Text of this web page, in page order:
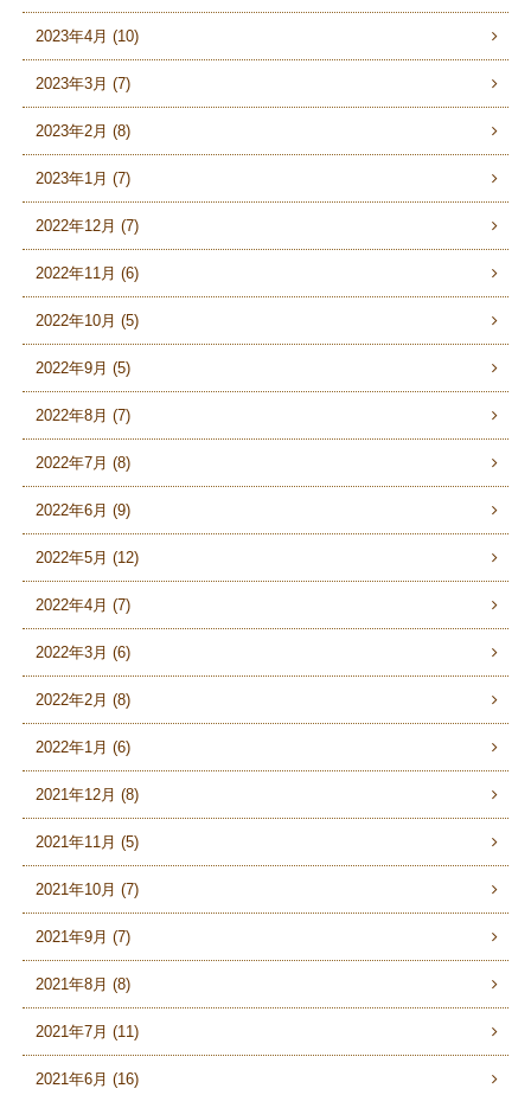
2023年4月 (10)
2023年3月 (7)
2023年2月 (8)
2023年1月 (7)
2022年12月 (7)
2022年11月 (6)
2022年10月 (5)
2022年9月 (5)
2022年8月 (7)
2022年7月 (8)
2022年6月 (9)
2022年5月 (12)
2022年4月 (7)
2022年3月 (6)
2022年2月 (8)
2022年1月 (6)
2021年12月 (8)
2021年11月 (5)
2021年10月 (7)
2021年9月 (7)
2021年8月 (8)
2021年7月 (11)
2021年6月 (16)